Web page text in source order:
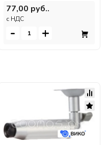
77,00 руб..
c НДС
- +